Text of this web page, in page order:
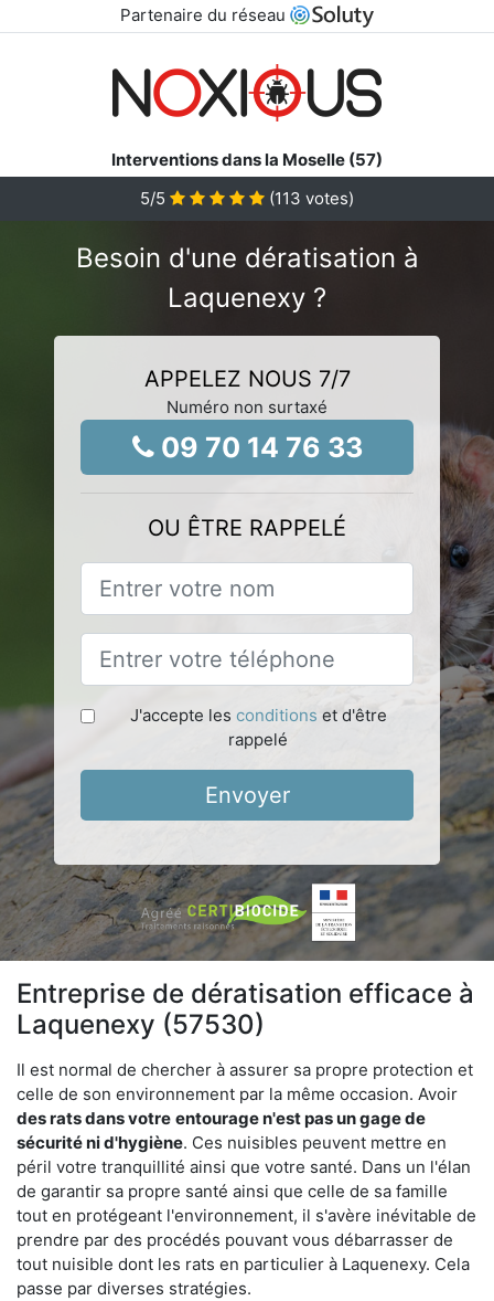
Partenaire du réseau
Interventions dans la Moselle (57)
5/5 (113 votes)
Besoin d'une dératisation à
Laquenexy ?
APPELEZ NOUS 7/7
Numéro non surtaxé
09 70 14 76 33
OU ÊTRE RAPPELÉ
J'accepte les conditions et d'être
rappelé
Envoyer
Entreprise de dératisation efficace à
Laquenexy (57530)
Il est normal de chercher à assurer sa propre protection et
celle de son environnement par la même occasion. Avoir
des rats dans votre entourage n'est pas un gage de
sécurité ni d'hygiène. Ces nuisibles peuvent mettre en
péril votre tranquillité ainsi que votre santé. Dans un l'élan
de garantir sa propre santé ainsi que celle de sa famille
tout en protégeant l'environnement, il s'avère inévitable de
prendre par des procédés pouvant vous débarrasser de
tout nuisible dont les rats en particulier à Laquenexy. Cela
passe par diverses stratégies.